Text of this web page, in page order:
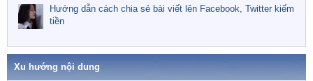
Hướng dẫn cách chia sẻ bài viết lên Facebook, Twitter kiếm
tiền
Xu hướng nội dung